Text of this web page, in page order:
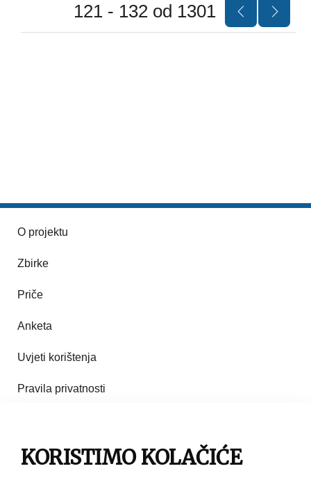
121 - 132 od 1301
O projektu
Zbirke
Priče
Anketa
Uvjeti korištenja
Pravila privatnosti
Pravila korištenja
KORISTIMO KOLAČIĆE